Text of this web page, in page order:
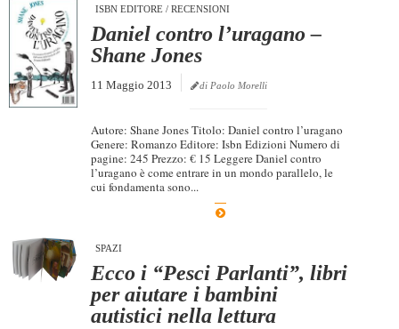
ISBN EDITORE/ RECENSIONI
Daniel contro l’uragano –
Shane Jones
11 Maggio 2013 di Paolo Morelli
Autore: Shane Jones Titolo: Daniel contro l’uragano
Genere: Romanzo Editore: Isbn Edizioni Numero di
pagine: 245 Prezzo: € 15 Leggere Daniel contro
l’uragano è come entrare in un mondo parallelo, le
cui fondamenta sono...
SPAZI
Ecco i “Pesci Parlanti”, libri
per aiutare i bambini
autistici nella lettura